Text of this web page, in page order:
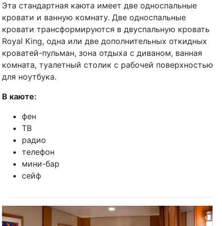
Эта стандартная каюта имеет две односпальные
кровати и ванную комнату. Две односпальные
кровати трансформируются в двуспальную кровать
Royal King, одна или две дополнительных откидных
кроватей-пульман, зона отдыха с диваном, ванная
комната, туалетный столик с рабочей поверхностью
для ноутбука.
В каюте:
фен
ТВ
радио
телефон
мини-бар
сейф